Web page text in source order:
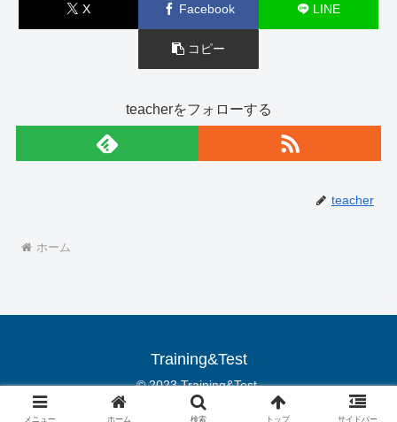
X Facebook LINE
コピー
teacherをフォローする
teacher
ホーム
Training&Test
© 2023 Training&Test.
メニュー ホーム 検索 トップ サイドバー